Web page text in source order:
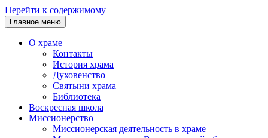
Перейти к содержимому
Главное меню
О храме
Контакты
История храма
Духовенство
Святыни храма
Библиотека
Воскресная школа
Миссионерство
Миссионерская деятельность в храме